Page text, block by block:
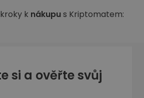
k nákupus Kriptomatem:
si a ověřte svůj